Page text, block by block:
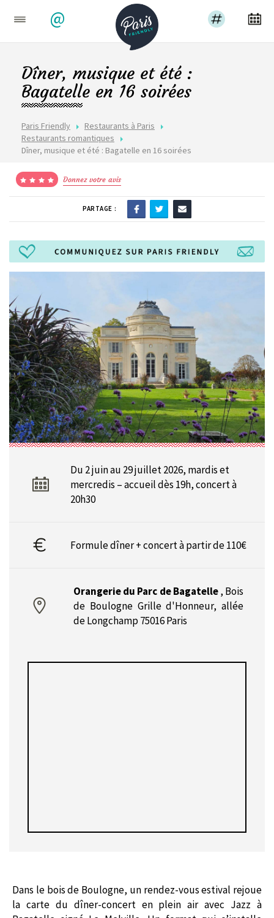
@
Paris Friendly
Restaurants à Paris
Restaurants romantiques
Dîner, musique et été : Bagatelle en 16 soirées
Dîner, musique et été :
Bagatelle en 16 soirées
Donnez votre avis
PARTAGE :
Du 2 juin au 29 juillet 2026, mardis et
mercredis – accueil dès 19h, concert à
20h30
Formule dîner + concert à partir de 110€
Orangerie du Parc de Bagatelle, Bois
de Boulogne Grille d'Honneur, allée
de Longchamp 75016 Paris
Dans le bois de Boulogne, un rendez-vous estival rejoue
la carte du dîner-concert en plein air avec Jazz à